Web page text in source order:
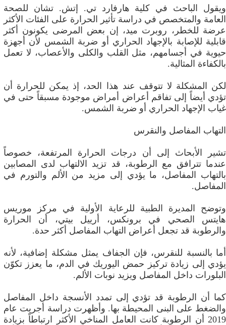
ويقول الباحث في كلية هارفارد تي. إتش. تشان للصحة
العامة والمتخصص في دراسة تأثير الحرارة على الفئات الأكثر
عرضة للخطر، روبرت ميد، إن بعض المرضى يكونون أكثر
قابلية للإصابة بالإجهاد الحراري أو ضربة الشمس لأن أجهزة
حيوية في أجسامهم، مثل القلب والكلى والأعصاب، لا تعمل
بالكفاءة المثالية.
لكن المشكلة لا تتوقف عند هذا الحد، إذ يمكن للحرارة أن
تؤدي أيضاً إلى تفاقم أعراض أمراض موجودة مسبقاً حتى في
غياب الإجهاد الحراري أو ضربة الشمس.
التهاب المفاصل والنقرس
تشير الأبحاث إلى أن درجات الحرارة المرتفعة، خصوصاً
عندما تترافق مع الرطوبة، قد تزيد الالتهاب لدى المصابين
بالتهاب المفاصل، ما يؤدي إلى مزيد من الألم والتورم في
المفاصل.
وتوضح المديرة الطبية للرعاية الأولية في مركز موريس
هايتس الصحي في برونكس، أرييل بيتي، أن الحرارة
والرطوبة قد تجعل أعراض التهاب المفاصل أكثر حدة.
أما بالنسبة للنقرس، فإن الجفاف يمثل مشكلة إضافية، لأنه
يؤدي إلى زيادة تركيز حمض اليوريك في الدم، ما يعزز تكوّن
البلورات داخل المفاصل ويزيد نوبات الألم.
كما أن الرطوبة قد تؤدي إلى تمدد الأنسجة داخل المفاصل
والضغط على البنى المحيطة بها. وأظهرت دراسة أجريت عام
2019 أن الرطوبة كانت العامل المناخي الأكثر ارتباطاً بزيادة